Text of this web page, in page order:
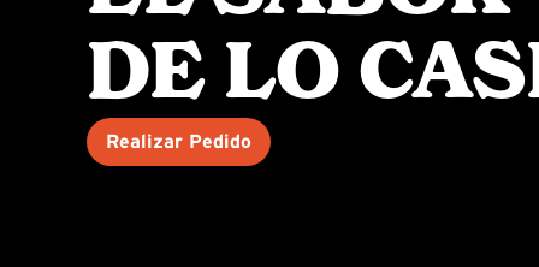
DE LO
Realizar Pedido